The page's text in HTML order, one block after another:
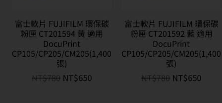
富士軟片 FUJIFILM 環保碳
粉匣 CT201594 黃 適用
DocuPrint
CP105/CP205/CM205(1,400
張)
NT$780 NT$650
富士軟片 FUJIFILM 環保碳
粉匣 CT201592 藍 適用
DocuPrint
CP105/CP205/CM205(1,400
張)
NT$780 NT$650